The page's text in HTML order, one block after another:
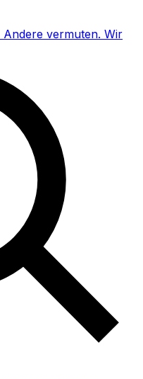
Andere vermuten. Wir